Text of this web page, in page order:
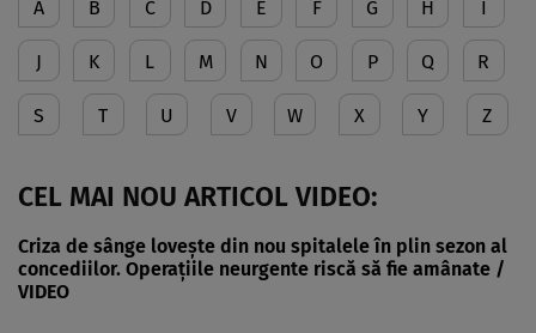
A B C D E F G H I
J K L M N O P Q R
S T U V W X Y Z
CEL MAI NOU ARTICOL VIDEO:
Criza de sânge lovește din nou spitalele în plin sezon al
concediilor. Operațiile neurgente riscă să fie amânate /
VIDEO